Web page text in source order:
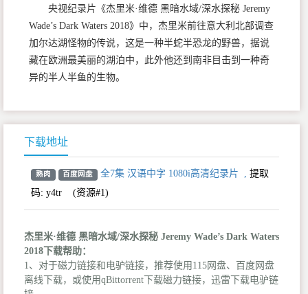
央视纪录片《杰里米·维德 黑暗水域/深水探秘 Jeremy
Wade’s Dark Waters 2018》中，杰里米前往意大利北部调查
加尔达湖怪物的传说，这是一种半蛇半恐龙的野兽，据说
藏在欧洲最美丽的湖泊中，此外他还到南非目击到一种奇
异的半人半鱼的生物。
下载地址
熟肉 百度网盘 全7集 汉语中字 1080i高清纪录片 , 提取
码: y4tr (资源#1)
杰里米·维德 黑暗水域/深水探秘 Jeremy Wade’s Dark Waters
2018下载帮助：
1、对于磁力链接和电驴链接，推荐使用115网盘、百度网盘
离线下载，或使用qBittorrent下载磁力链接，迅雷下载电驴链